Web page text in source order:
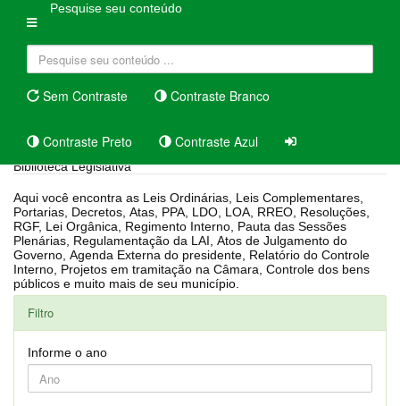
Pesquise seu conteúdo
Sem Contraste Contraste Branco
Contraste Preto Contraste Azul
Biblioteca Legislativa
Aqui você encontra as Leis Ordinárias, Leis Complementares,
Portarias, Decretos, Atas, PPA, LDO, LOA, RREO, Resoluções,
RGF, Lei Orgânica, Regimento Interno, Pauta das Sessões
Plenárias, Regulamentação da LAI, Atos de Julgamento do
Governo, Agenda Externa do presidente, Relatório do Controle
Interno, Projetos em tramitação na Câmara, Controle dos bens
públicos e muito mais de seu município.
Filtro
Informe o ano